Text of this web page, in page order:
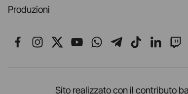
Produzioni
Seguici su Facebook
Seguici su Instagram
Seguici su X
Seguici su YouTube
Seguici su
Seguici su
Seguici
Sito realizzato con il contributo